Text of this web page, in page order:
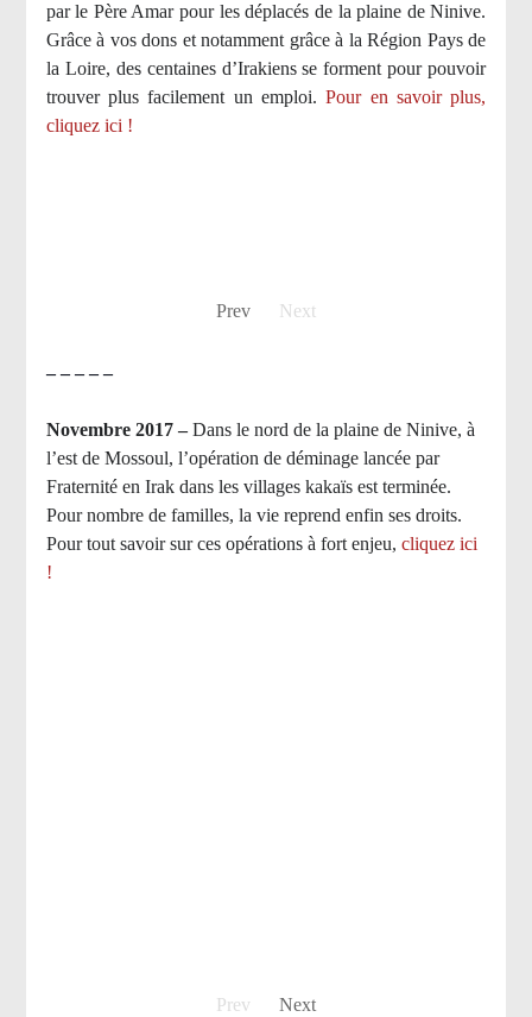
par le Père Amar pour les déplacés de la plaine de Ninive.
Grâce à vos dons et notamment grâce à la Région Pays de
la Loire, des centaines d’Irakiens se forment pour pouvoir
trouver plus facilement un emploi.Pour en savoir plus,
cliquez ici !
Prev Next
– – – – –
Novembre 2017 –Dans le nord de la plaine de Ninive, à
l’est de Mossoul, l’opération de déminage lancée par
Fraternité en Irak dans les villages kakaïs est terminée.
Pour nombre de familles, la vie reprend enfin ses droits.
Pour tout savoir sur ces opérations à fort enjeu, cliquez ici
!
Prev Next